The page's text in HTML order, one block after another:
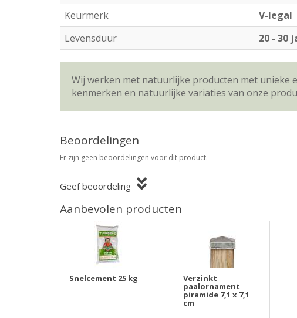
Keurmerk
V-legal
Levensduur
20 - 30
Wij werken met natuurlijke producten met unieke
kenmerken en natuurlijke variaties van onze
Beoordelingen
Er zijn geen beoordelingen voor dit product.
Geef beoordeling
Aanbevolen producten
Snelcement 25 kg Verzinkt
paalornament
piramide 7,1 x 7,1
cm